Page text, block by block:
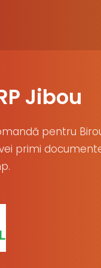
Jibou
pentru
primi